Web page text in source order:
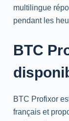
multilingue
pendant les
BTC
BTC Profixor
français et